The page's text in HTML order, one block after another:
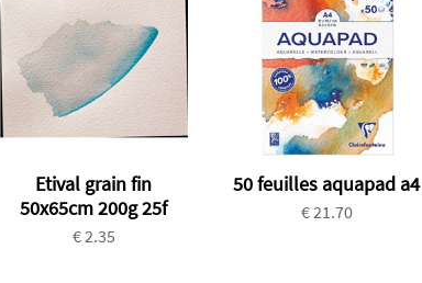
Etival grain fin
50x65cm 200g 25f
€ 2.35
50 feuilles aquapad a4
€ 21.70